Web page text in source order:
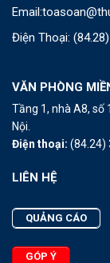
Email:
Điện Thoại:
VĂN PHÒNG
Tầng 1, nhà A8, số
Nội.
Điện thoại: (84.24)
LIÊN HỆ
QUẢNG CÁO
GÓP Ý